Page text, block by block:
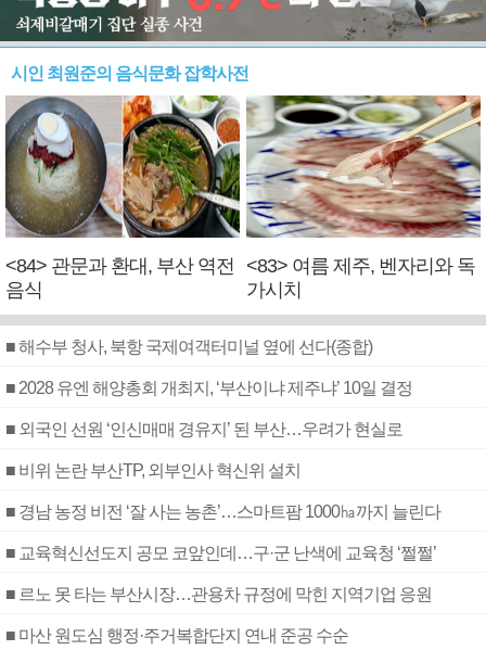
시인 최원준의 음식문화 잡학사전
<84> 관문과 환대, 부산 역전
음식
<83> 여름 제주, 벤자리와 독
가시치
■ 해수부 청사, 북항 국제여객터미널 옆에 선다(종합)
■ 2028 유엔 해양총회 개최지, ‘부산이냐 제주냐’ 10일 결정
■ 외국인 선원 ‘인신매매 경유지’ 된 부산…우려가 현실로
■ 비위 논란 부산TP, 외부인사 혁신위 설치
■ 경남 농정 비전 ‘잘 사는 농촌’…스마트팜 1000㏊까지 늘린다
■ 교육혁신선도지 공모 코앞인데…구·군 난색에 교육청 ‘쩔쩔’
■ 르노 못 타는 부산시장…관용차 규정에 막힌 지역기업 응원
■ 마산 원도심 행정·주거복합단지 연내 준공 수순